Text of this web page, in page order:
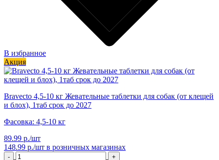
В избранное
Акция
Bravecto 4,5-10 кг Жевательные таблетки для собак (от клещей
и блох), 1таб срок до 2027
Фасовка: 4,5-10 кг
89.99 р./шт
148.99 р./шт в розничных магазинах
- +